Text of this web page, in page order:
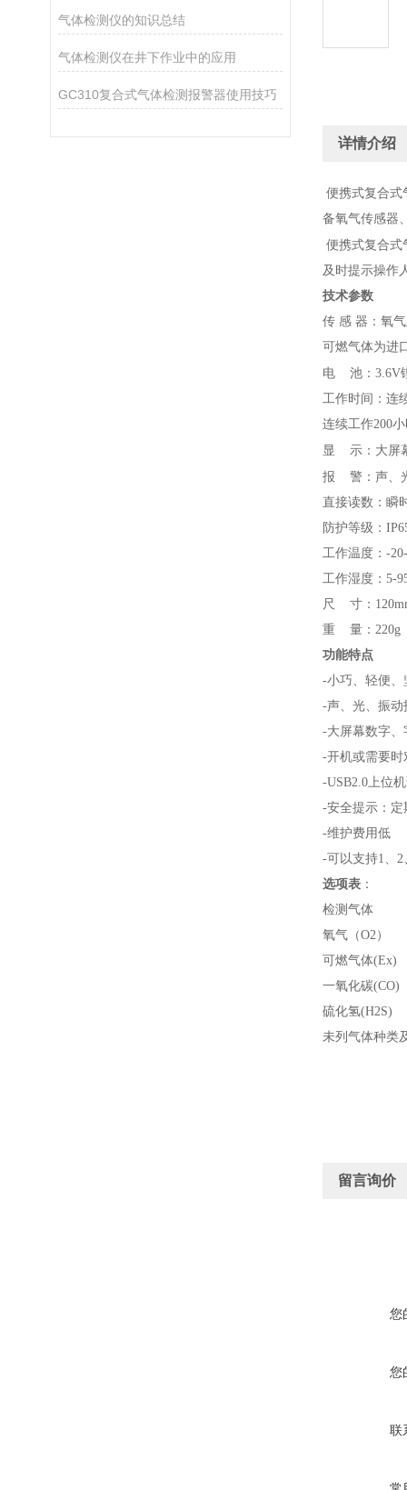
气体检测仪的知识总结
气体检测仪在井下作业中的应用
GC310复合式气体检测报警器使用技巧
详情介绍
便携式复合式
备氧气传感器
便携式复合式
及时提示操作
技术参数
传 感 器：氧
可燃气体为进
电
池：3.6V
工作时间：
连续工作200
显
示：大屏
报
警：声、
直接读数：瞬
防护等级：
工作温度：-
工作湿度：5-
尺 寸：
重 量：220g
功能特点
-小巧、轻便、
-声、光、振动
-大屏幕数字、
-开机或需要时
-USB2.0上位
-安全提示：
-维护费用低
-可以支持1、
选项表 ：
检测气体
氧气（O2）
可燃气体(Ex)
一氧化碳(CO)
硫化氢(H2S)
未列气体种类
留言询价
您
您
联